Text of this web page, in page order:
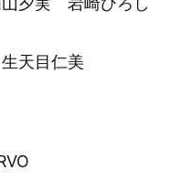
天目仁美